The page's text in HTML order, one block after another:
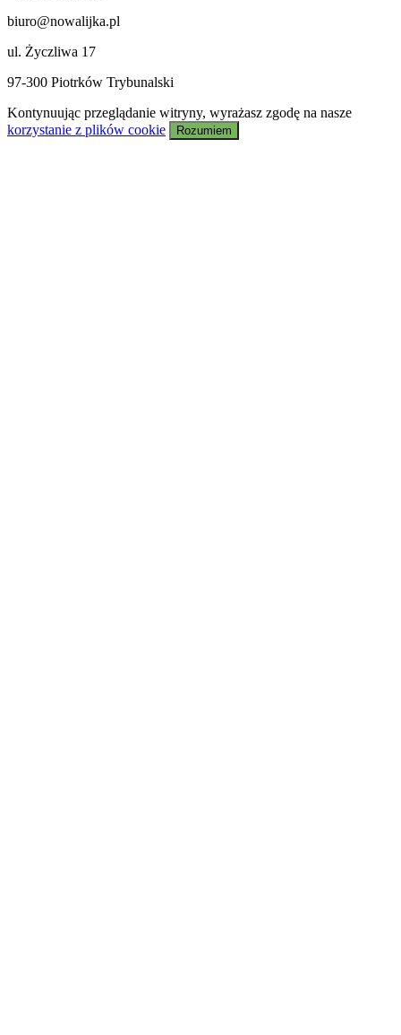
biuro@nowalijka.pl
ul. Życzliwa 17
97-300 Piotrków Trybunalski
Kontynuując przeglądanie witryny, wyrażasz zgodę na nasze
korzystanie z plików cookie
Rozumiem